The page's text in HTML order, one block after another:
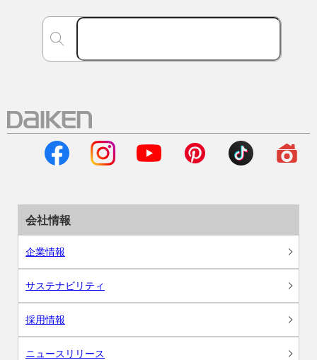
会社情報
企業情報
サステナビリティ
採用情報
ニュースリリース